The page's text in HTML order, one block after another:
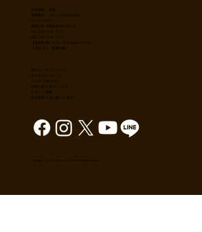
​有限会社 秀幸
登録番号：T8021002061566
神奈川県平塚市横内3785-4
FAX: 0463-54-1186
【 定休日 】 毎週木曜
肉のユーダイについて
​お問い合わせ/アクセス